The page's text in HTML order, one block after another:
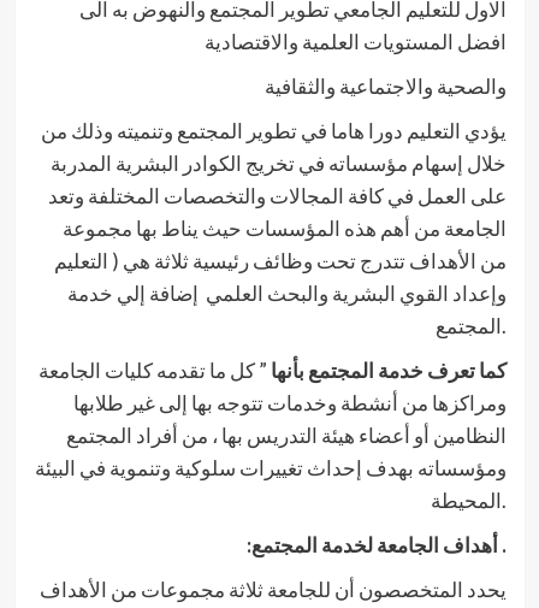
الاول للتعليم الجامعي تطوير المجتمع والنهوض به الى
افضل المستويات العلمية والاقتصادية
والصحية والاجتماعية والثقافية
يؤدي التعليم دورا هاما في تطوير المجتمع وتنميته وذلك من
خلال إسهام مؤسساته في تخريج الكوادر البشرية المدربة
على العمل في كافة المجالات والتخصصات المختلفة وتعد
الجامعة من أهم هذه المؤسسات حيث يناط بها مجموعة
من الأهداف تتدرج تحت وظائف رئيسية ثلاثة هي ( التعليم
وإعداد القوي البشرية والبحث العلمي إضافة إلي خدمة
المجتمع.
كما تعرف خدمة المجتمع بأنها ” كل ما تقدمه كليات الجامعة
ومراكزها من أنشطة وخدمات تتوجه بها إلى غير طلابها
النظامين أو أعضاء هيئة التدريس بها ، من أفراد المجتمع
ومؤسساته بهدف إحداث تغييرات سلوكية وتنموية في البيئة
المحيطة.
:أهداف الجامعة لخدمة المجتمع .
يحدد المتخصصون أن للجامعة ثلاثة مجموعات من الأهداف